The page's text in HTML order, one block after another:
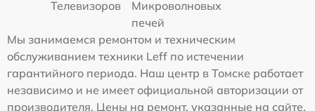
Телевизоров
Микроволновых
печей
Мы занимаемся ремонтом и техническим
обслуживанием техники Leff по истечении
гарантийного периода. Наш центр в Томске работает
независимо и не имеет официальной авторизации от
производителя. Цены на ремонт, указанные на сайте,